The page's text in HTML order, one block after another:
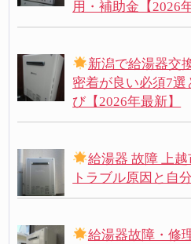
用・補助金【2026
新潟で給湯器交
密着が良い必須7
び【2026年最新】
給湯器 故障 上
トラブル原因と自
給湯器故障・修